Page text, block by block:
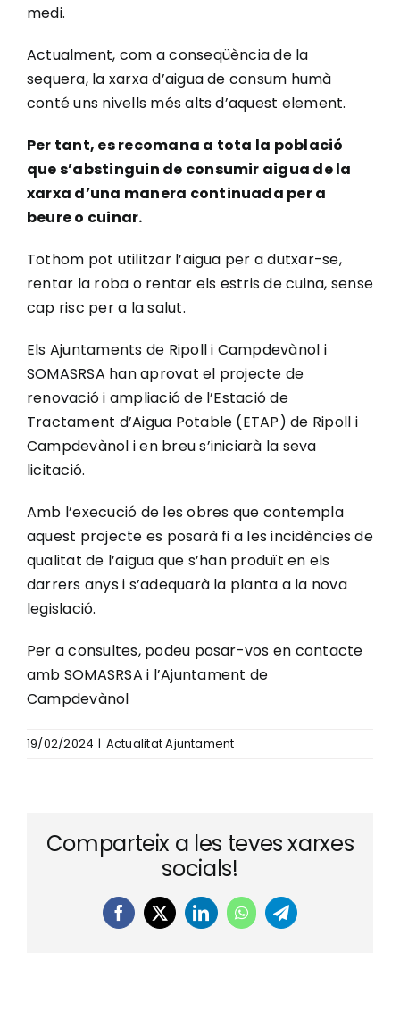
medi.
Actualment, com a conseqüència de la
sequera, la xarxa d’aigua de consum humà
conté uns nivells més alts d’aquest element.
Per tant, es recomana a tota la població
que s’abstinguin de consumir aigua de la
xarxa d’una manera continuada per a
beure o cuinar.
Tothom pot utilitzar l’aigua per a dutxar-se,
rentar la roba o rentar els estris de cuina, sense
cap risc per a la salut.
Els Ajuntaments de Ripoll i Campdevànol i
SOMASRSA han aprovat el projecte de
renovació i ampliació de l’Estació de
Tractament d’Aigua Potable (ETAP) de Ripoll i
Campdevànol i en breu s’iniciarà la seva
licitació.
Amb l’execució de les obres que contempla
aquest projecte es posarà fi a les incidències de
qualitat de l’aigua que s’han produït en els
darrers anys i s’adequarà la planta a la nova
legislació.
Per a consultes, podeu posar-vos en contacte
amb SOMASRSA i l’Ajuntament de
Campdevànol
19/02/2024 | Actualitat Ajuntament
Comparteix a les teves xarxes
socials!
Facebook
X LinkedInWhatsAppTelegram